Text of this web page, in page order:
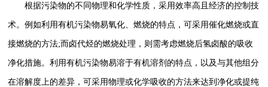
根据污染物的不同物理和化学性质，采用效率高且经济的控制技
术。例如利用有机污染物易氧化、燃烧的特点，可采用催化燃烧或直
接燃烧的方法;而卤代烃的燃烧处理，则需考虑燃烧后氢卤酸的吸收
净化措施。利用有机污染物易溶于有机溶剂的特点，以及与其他组分
在溶解度上的差异，可采用物理或化学吸收的方法来达到净化或提纯